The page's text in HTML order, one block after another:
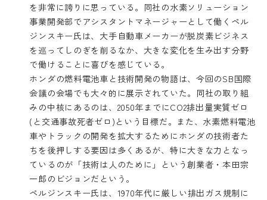
を非常に誇りに思っている。同社の水素ソリューション
事業開発部でアシスタントマネージャーとして働くペル
ジンスキー氏は、大手自動車メーカーが脱炭素ビジネス
を巡ってしのぎを削るなか、大きな変化を生み出す分野
で働けることに喜びを感じている。
ホンダの燃料電池車と技術開発の物語は、今回のSB国際
会議の会場でも大々的に展示されていた。同社の取り組
みの中核にあるのは、2050年までにCO2排出量実質ゼロ
(と交通事故死者ゼロ)という目標だ。また、水素燃料電池
車やトラックの開発を拡大するためにホンダの技術者た
ちを後押しする要因は多くあるが、特に大きな力となっ
ているのが「技術は人のために」という創業者・本田宗
一郎のビジョンだという。
ペルジンスキー氏は、1970年代に厳しい排出ガス規制に